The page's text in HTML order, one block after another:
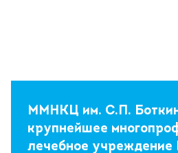
ММНКЦ им. С.П.
крупнейшее
лечебное учреждение